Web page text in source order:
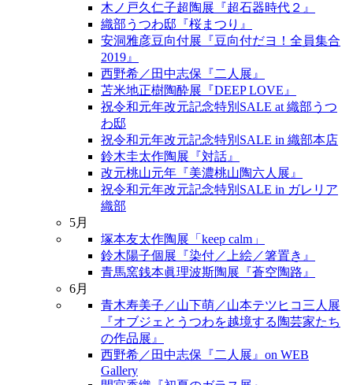
木ノ戸久仁子超陶展『超石器時代２』
織部うつわ邸『桜まつり』
安洞雅彦豆向付展『豆向付だヨ！全員集合
2019』
西野希／田中志保『二人展』
苫米地正樹陶酔展『DEEP LOVE』
祝令和元年改元記念特別SALE at 織部うつ
わ邸
祝令和元年改元記念特別SALE in 織部本店
鈴木圭太作陶展『対話』
改元桃山元年『美濃桃山陶六人展』
祝令和元年改元記念特別SALE in ガレリア
織部
5月
塚本友太作陶展「keep calm」
鈴木陽子個展『染付／上絵／箸置き』
青馬窯銭本眞理波斯陶展『蒼空陶路』
6月
青木寿美子／山下萌／山本テツヒコ三人展
『オブジェとうつわを越境する陶芸家たち
の作品展』
西野希／田中志保『二人展』on WEB
Gallery